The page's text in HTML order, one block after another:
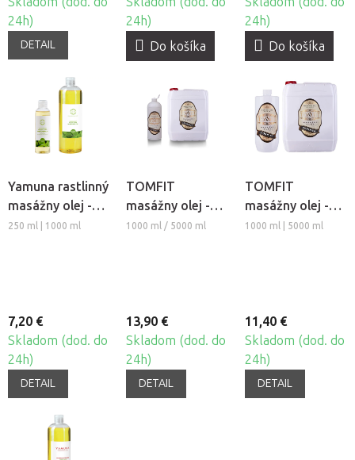
24h)
DETAIL
24h)
Do košíka
24h)
Do košíka
Yamuna rastlinný
masážny olej -
Medovka
250 ml | 1000 ml
7,20 €
Skladom (dod. do
24h)
DETAIL
TOMFIT
masážny olej -
levanduľový
1000 ml / 5000 ml
13,90 €
Skladom (dod. do
24h)
DETAIL
TOMFIT
masážny olej -
Pomaranč
1000 ml | 5000 ml
11,40 €
Skladom (dod. do
24h)
DETAIL